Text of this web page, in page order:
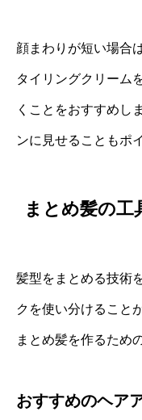
顔まわりが短い場合
タイリングクリーム
くことをおすすめし
ンに見せることもポ
まとめ髪の
髪型をまとめる技術
クを使い分けること
まとめ髪を作るため
おすすめのヘア